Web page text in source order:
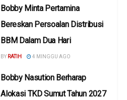
Bobby Minta Pertamina
Bereskan Persoalan Distribusi
BBM Dalam Dua Hari
BY RATIH 4 MINGGU AGO
Bobby Nasution Berharap
Alokasi TKD Sumut Tahun 2027